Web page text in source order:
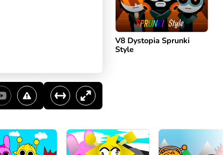
V8 Dystopia Sprunki
Style